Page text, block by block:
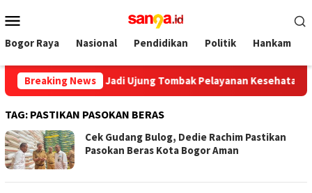
ke
kontenMobile
Bogor Raya Nasional Pendidikan Politik Hankam
Breaking News
Wajib Jadi Ujung Tombak Pelayanan Kesehatan
TAG: PASTIKAN PASOKAN BERAS
Cek Gudang Bulog, Dedie Rachim Pastikan
Pasokan Beras Kota Bogor Aman